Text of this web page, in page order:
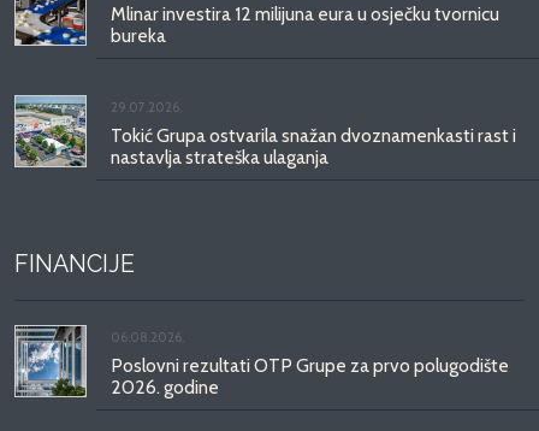
Mlinar investira 12 milijuna eura u osječku tvornicu
bureka
29.07.2026.
Tokić Grupa ostvarila snažan dvoznamenkasti rast i
nastavlja strateška ulaganja
FINANCIJE
06.08.2026.
Poslovni rezultati OTP Grupe za prvo polugodište
2026. godine